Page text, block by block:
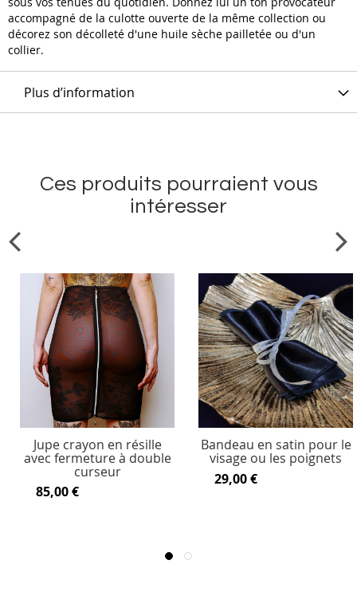
accompagné de la culotte ouverte de la même collection ou
décorez son décolleté d'une huile sèche pailletée ou d'un
collier.
Plus d’information
Ces produits pourraient vous
intéresser
Jupe crayon en résille
avec fermeture à double
curseur
85,00 €
Bandeau en satin pour le
visage ou les poignets
29,00 €